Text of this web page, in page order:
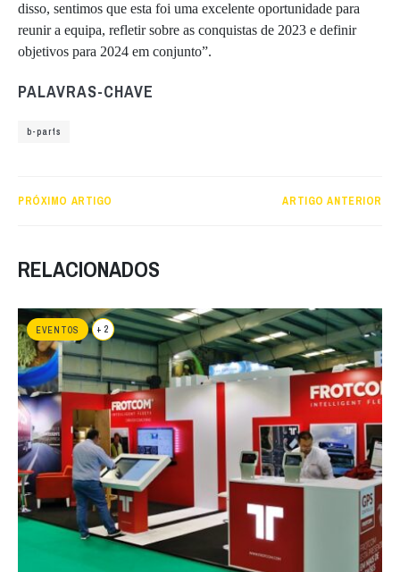
disso, sentimos que esta foi uma excelente oportunidade para
reunir a equipa, refletir sobre as conquistas de 2023 e definir
objetivos para 2024 em conjunto”.
PALAVRAS-CHAVE
b-parts
PRÓXIMO ARTIGO ARTIGO ANTERIOR
RELACIONADOS
EVENTOS + 2